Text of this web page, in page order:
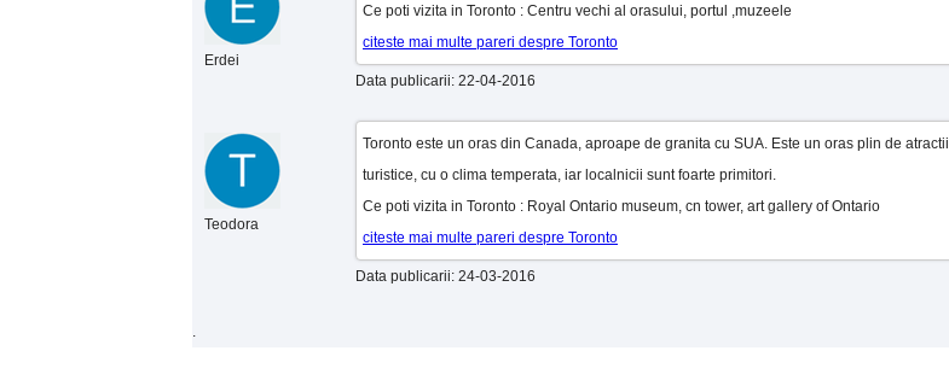
Erdei
Ce poti vizita in Toronto : Centru vechi al orasului, portul ,muzeele
citeste mai multe pareri despre Toronto
Data publicarii: 22-04-2016
Teodora
Toronto este un oras din Canada, aproape de granita cu SUA. Este un oras plin de atractii
turistice, cu o clima temperata, iar localnicii sunt foarte primitori.
Ce poti vizita in Toronto : Royal Ontario museum, cn tower, art gallery of Ontario
citeste mai multe pareri despre Toronto
Data publicarii: 24-03-2016
.